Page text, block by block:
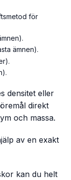
för
ämnen).
densitet eller
direkt
och massa.
av en exakt
kan du helt